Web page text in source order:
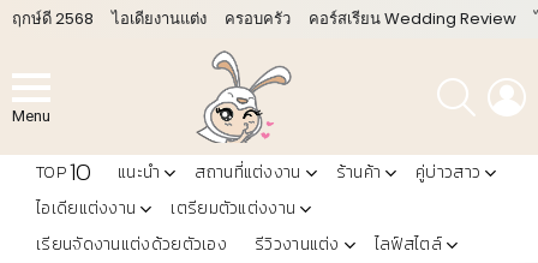
ฤกษ์ดี 2568 ไอเดียงานแต่ง ครอบครัว คอร์สเรียน Wedding Review
Menu
ค้นหา
TOP10 แนะนำ สถานที่แต่งงาน ร้านค้า
คู่บ่าวสาว
ไอเดียแต่งงาน
เตรียมตัวแต่งงาน
เรียนจัดงานแต่งด้วยตัวเอง
รีวิวงานแต่ง ไลฟ์สไตล์